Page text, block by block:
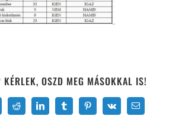
KÉRLEK, OSZD MEG MÁSOKKAL IS!
Reddit LinkedInTumblrPinterest
Vk Email: